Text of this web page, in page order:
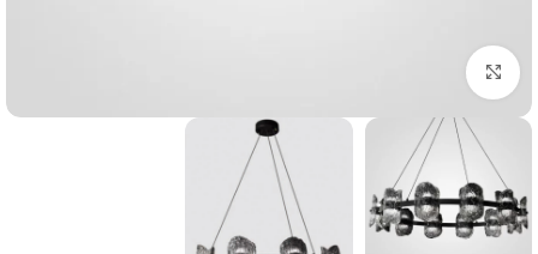
بزرگنمایی تصویر